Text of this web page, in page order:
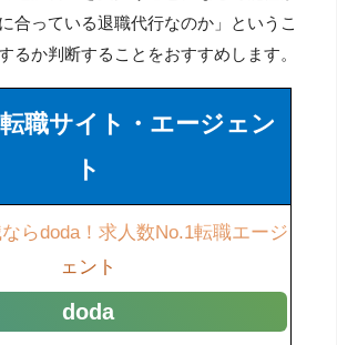
合っている退職代行なのか」というこ
るか判断することをおすすめします。
職サイト・エージェン
ト
らdoda！求人数No.1転職エージ
ェント
doda